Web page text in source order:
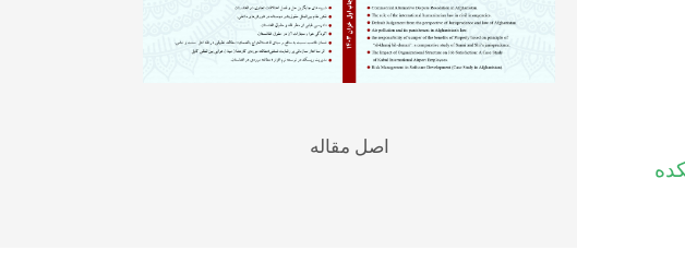
اصل مقاله